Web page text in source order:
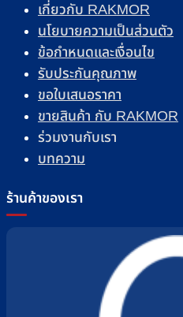
เกี่ยวกับ RAKMOR
นโยบายความเป็นส่วนตัว
ข้อกำหนดและเงื่อนไข
รับประกันคุณภาพ
ขอใบเสนอราคา
ขายสินค้า กับ RAKMOR
ร่วมงานกับเรา
บทความ
ร้านค้าของเรา